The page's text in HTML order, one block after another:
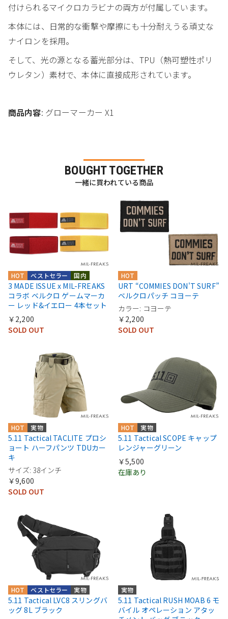
付けられるマイクロカラビナの両方が付属しています。
本体には、日常的な衝撃や摩擦にも十分耐えうる頑丈な
ナイロンを採用。
そして、光の源となる蓄光部分は、TPU（熱可塑性ポリ
ウレタン）素材で、本体に直接成形されています。
商品内容: グローマーカー X1
BOUGHT TOGETHER
一緒に買われている商品
国内
ベストセラー
HOT
3 MADE ISSUE x MIL-FREAKS
コラボ ベルクロ ゲームマーカ
ー レッド&イエロー 4本セット
￥2,200
SOLD OUT
HOT
URT “COMMIES DON'T SURF”
ベルクロパッチ コヨーテ
カラー: コヨーテ
￥2,200
SOLD OUT
実物
HOT
5.11 Tactical TACLITE プロシ
ョート ハーフパンツ TDUカー
キ
サイズ: 38インチ
￥9,600
SOLD OUT
実物
HOT
5.11 Tactical SCOPE キャップ
レンジャーグリーン
￥5,500
在庫あり
実物
ベストセラー
HOT
5.11 Tactical LVC8 スリングバ
ッグ 8L ブラック
実物
5.11 Tactical RUSH MOAB 6 モ
バイル オペレーション アタッ